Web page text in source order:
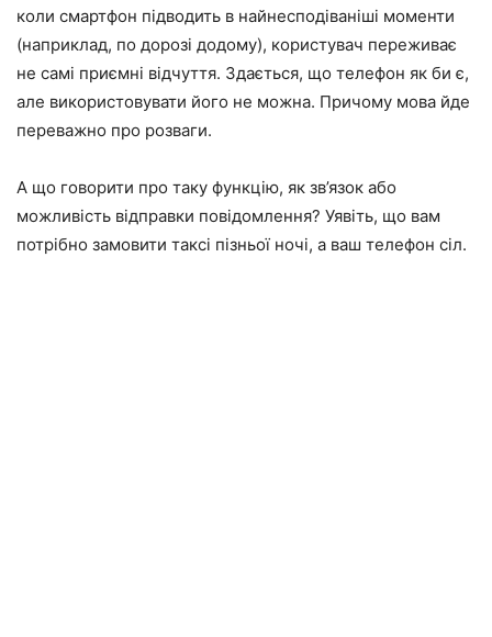
коли смартфон підводить в найнесподіваніші моменти
(наприклад, по дорозі додому), користувач переживає
не самі приємні відчуття. Здається, що телефон як би є,
але використовувати його не можна. Причому мова йде
переважно про розваги.
А що говорити про таку функцію, як зв’язок або
можливість відправки повідомлення? Уявіть, що вам
потрібно замовити таксі пізньої ночі, а ваш телефон сіл.